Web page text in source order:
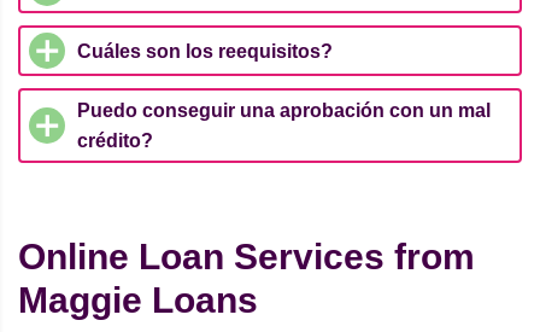
Cuáles son los reequisitos?
Puedo conseguir una aprobación con un mal
crédito?
Online Loan Services from
Maggie Loans